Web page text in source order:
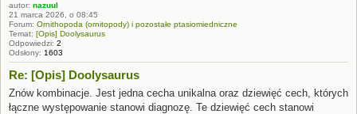
autor: nazuul
21 marca 2026, o 08:45
Forum: Ornithopoda (ornitopody) i pozostałe ptasiomiedniczne
Temat: [Opis] Doolysaurus
Odpowiedzi: 2
Odsłony: 1603
Re: [Opis] Doolysaurus
Znów kombinacje. Jest jedna cecha unikalna oraz dziewięć cech, których
łączne występowanie stanowi diagnozę. Te dziewięć cech stanowi